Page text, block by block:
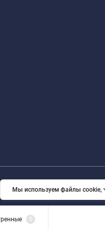
© 2026 ООО
0
Мы используем файлы cookie,